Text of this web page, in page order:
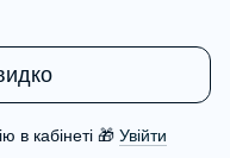
в кабінеті 🎁 Увійти